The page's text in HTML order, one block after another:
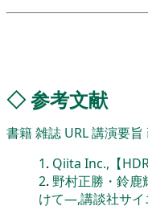
◇参考文献
書籍雑誌 URL講演要旨
1. Qiita Inc.,【
2. 野村正勝・鈴
けて―,講談社サイ